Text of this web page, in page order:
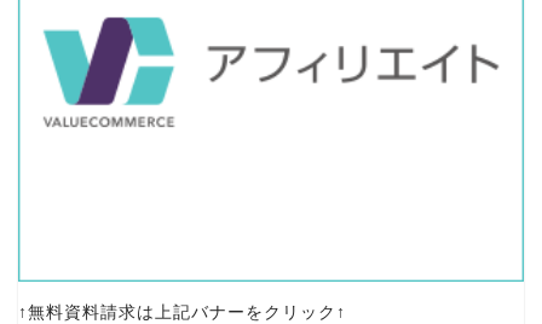
↑無料資料請求は上記バナーをクリック↑